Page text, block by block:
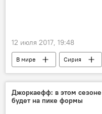
12 июля 2017, 19:48
В мире Сирия
реставрация
храм
Джоркаефф: в этом
будет на пике формы